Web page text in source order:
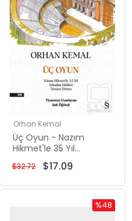
Orhan Kemal
Üç Oyun - Nazım
Hikmet'le 35 Yıl
Arkadaş Islıkları Tersine
Dünya
$17.09
$32.72
%48